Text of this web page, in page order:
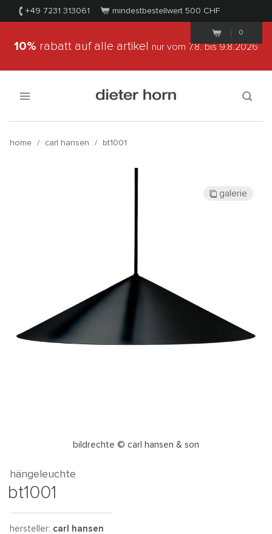
+49 7231 313061 mindestbestellwert 500 CHF
0
10% rabatt auf alle artikel nur vom 7.8.bis 9.8.2026
home / carl hansen / bt1001
bildrechte © carl hansen & son
galerie
hängeleuchte
bt1001
hersteller: carl hansen